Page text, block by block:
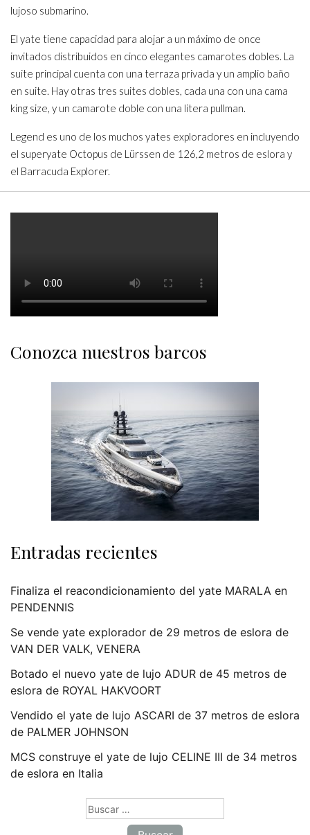
lujoso submarino.
El yate tiene capacidad para alojar a un máximo de once
invitados distribuidos en cinco elegantes camarotes dobles. La
suite principal cuenta con una terraza privada y un amplio baño
en suite. Hay otras tres suites dobles, cada una con una cama
king size, y un camarote doble con una litera pullman.
Legend es uno de los muchos yates exploradores en incluyendo
el superyate Octopus de Lürssen de 126,2 metros de eslora y
el Barracuda Explorer.
Conozca nuestros barcos
Entradas recientes
Finaliza el reacondicionamiento del yate MARALA en
PENDENNIS
Se vende yate explorador de 29 metros de eslora de
VAN DER VALK, VENERA
Botado el nuevo yate de lujo ADUR de 45 metros de
eslora de ROYAL HAKVOORT
Vendido el yate de lujo ASCARI de 37 metros de eslora
de PALMER JOHNSON
MCS construye el yate de lujo CELINE III de 34 metros
de eslora en Italia